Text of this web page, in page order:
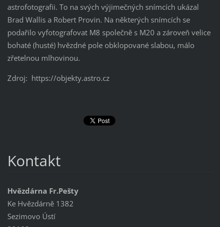
astrofotografii. To na svých výjimečných snímcích ukázal
Brad Wallis a Robert Provin. Na některých snímcích se
podařilo vyfotografovat M8 společně s M20 a zároveň velice
bohaté (husté) hvězdné pole obklopované slabou, málo
zřetelnou mlhovinou.
Zdroj: https://objekty.astro.cz
Kontakt
Hvězdárna Fr.Pešty
Ke Hvězdárně 1382
Sezimovo Ústí